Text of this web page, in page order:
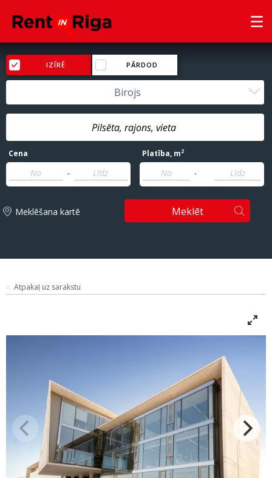
IZĪRĒ PĀRDOD
Birojs
Cena
-
Platība, m2
-
Meklēšana kartē Meklēt
Atpakaļ uz sarakstu